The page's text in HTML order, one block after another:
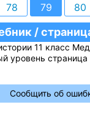
78 79 80
/
Сообщить об